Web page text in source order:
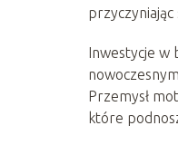
Inwestycje w
Przemysł
które